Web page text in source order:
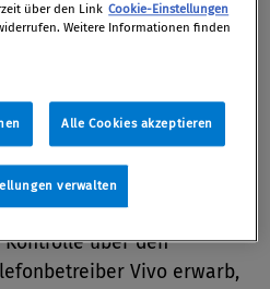
eingeleitet, derzufolge
auf dem iberischen
Die Vereinbarung wird
untersucht, laut dem
verboten sind.
geschlossen worden, als
über den
Vivo erwarb,
über den Link Cookie-Einstellungen
Weitere Informationen finden
Alle Cookies akzeptieren
verwalten